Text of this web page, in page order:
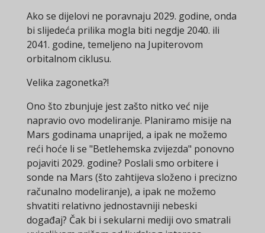
Ako se dijelovi ne poravnaju 2029. godine, onda
bi slijedeća prilika mogla biti negdje 2040. ili
2041. godine, temeljeno na Jupiterovom
orbitalnom ciklusu.
Velika zagonetka?!
Ono što zbunjuje jest zašto nitko već nije
napravio ovo modeliranje. Planiramo misije na
Mars godinama unaprijed, a ipak ne možemo
reći hoće li se "Betlehemska zvijezda" ponovno
pojaviti 2029. godine? Poslali smo orbitere i
sonde na Mars (što zahtijeva složeno i precizno
računalno modeliranje), a ipak ne možemo
shvatiti relativno jednostavniji nebeski
događaj? Čak bi i sekularni mediji ovo smatrali